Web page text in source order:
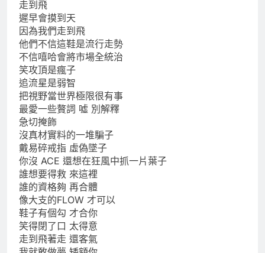
走到飛
遲早會摸到天
因為我們走到飛
他們不信這鞋是流行走勢
不信嘻哈會將市場全統治
笑攻頂是瘋子
追流星是弱智
把視野當世界極限很有事
最愛一些贅詞 噓 別解釋
急切掩飾
沒真材實料的一堆騙子
戴易碎戒指 虛偽墜子
你沒 ACE 還想在狂風中抓一片葉子
誰想要得救 來這裡
誰的資格夠 再合體
像大支的FLOW 才可以
鞋子有個勾 才合你
笑得閉了口 太得意
走到飛著走 還客氣